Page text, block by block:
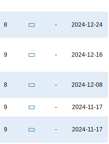
8 - 2024-12-24
9 - 2024-12-16
8 - 2024-12-08
9 - 2024-11-17
9 - 2024-11-17